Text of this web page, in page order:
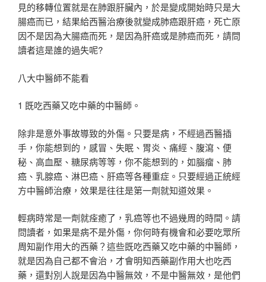
見的移轉位置就是在肺跟肝臟內，於是變成開始時只是大
腸癌而已，結果給西醫治療後就變成肺癌跟肝癌，死亡原
因不是因為大腸癌而死，是因為肝癌或是肺癌而死，請問
讀者這是誰的過失呢?
八大中醫師不能看
1 既吃西藥又吃中藥的中醫師。
除非是意外事故導致的外傷。只要是病，不經過西醫插
手，你能想到的，感冒、失眠、胃炎、痛經、腹瀉、便
秘、高血壓、糖尿病等等，你不能想到的，如腦瘤、肺
癌、乳腺癌、淋巴癌、肝癌等各種重症。只要經過正統經
方中醫師治療，效果是往往是第一劑就知道效果。
輕病時常是一劑就痊癒了，乳癌等也不過幾周的時間。請
問讀者，如果是病不是外傷，你何時有機會和必要吃眾所
周知副作用大的西藥？這些既吃西藥又吃中藥的中醫師，
就是因為自己都不會治，才會明知西藥副作用大也吃西
藥，還對別人說是因為中醫無效，不是中醫無效，是他們